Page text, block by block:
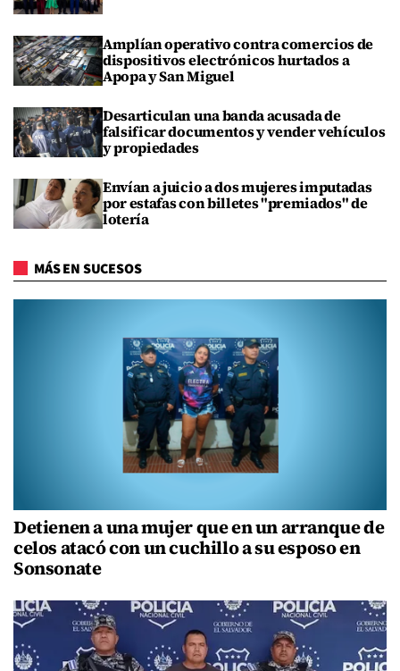
Amplían operativo contra comercios de
dispositivos electrónicos hurtados a
Apopa y San Miguel
Desarticulan una banda acusada de
falsificar documentos y vender vehículos
y propiedades
Envían a juicio a dos mujeres imputadas
por estafas con billetes "premiados" de
lotería
MÁS EN SUCESOS
Detienen a una mujer que en un arranque de
celos atacó con un cuchillo a su esposo en
Sonsonate